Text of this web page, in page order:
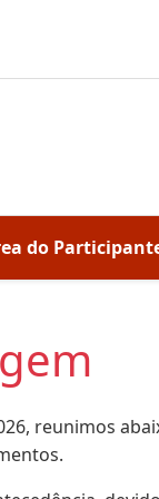
do
reunimos